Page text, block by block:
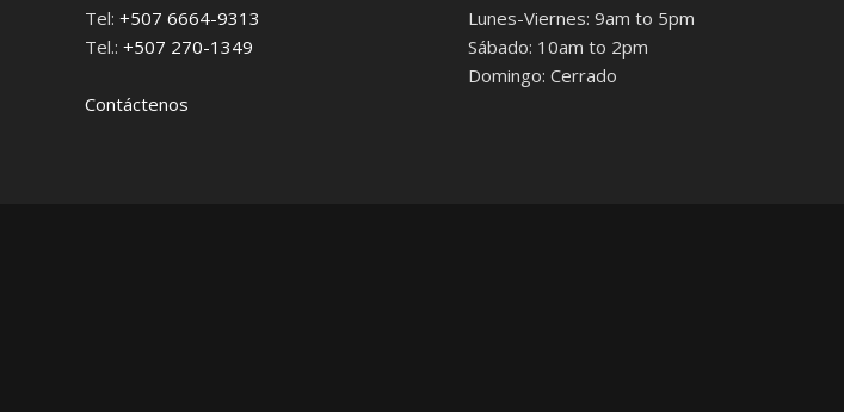
Tel:+507 6664-9313
Tel.:+507 270-1349
Contáctenos
Lunes-Viernes: 9am to 5pm
Sábado: 10am to 2pm
Domingo: Cerrado